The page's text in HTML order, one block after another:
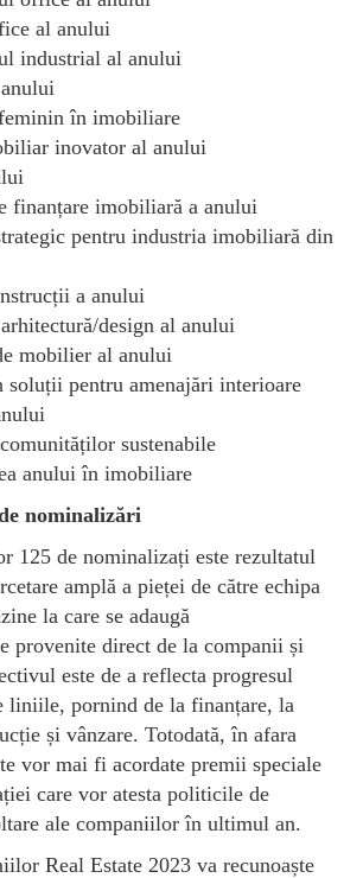
al anului
industrial al anului
în imobiliare
inovator al anului
finanțare imobiliară a anului
pentru industria imobiliară din
a anului
design al anului
mobilier al anului
soluții pentru amenajări interioare
sustenabile
anului în imobiliare
nominalizări
125 de nominalizați este rezultatul
amplă a pieței de către echipa
la care se adaugă
provenite direct de la companii și
este de a reflecta progresul
liniile, pornind de la finanțare, la
și vânzare. Totodată, în afara
vor mai fi acordate premii speciale
care vor atesta politicile de
ale companiilor în ultimul an.
Real Estate 2023 va recunoaște